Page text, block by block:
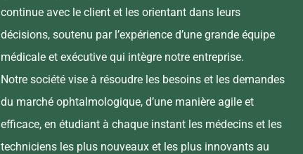
continue avec le client et les orientant dans leurs
décisions, soutenu par l’expérience d’une grande équipe
médicale et exécutive qui intègre notre entreprise.
Notre société vise à résoudre les besoins et les demandes
du marché ophtalmologique, d’une manière agile et
efficace, en étudiant à chaque instant les médecins et les
techniciens les plus nouveaux et les plus innovants au